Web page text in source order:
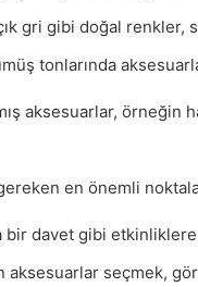
gri gibi doğal renkler,
tonlarında
aksesuarlar, örneğin
en önemli
bir davet gibi
aksesuarlar seçmek,